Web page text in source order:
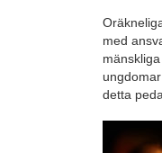
med
detta